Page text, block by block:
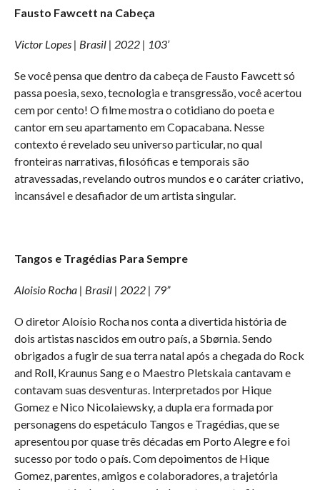
Fausto Fawcett na Cabeça
Victor Lopes | Brasil | 2022 | 103’
Se você pensa que dentro da cabeça de Fausto Fawcett só
passa poesia, sexo, tecnologia e transgressão, você acertou
cem por cento! O filme mostra o cotidiano do poeta e
cantor em seu apartamento em Copacabana. Nesse
contexto é revelado seu universo particular, no qual
fronteiras narrativas, filosóficas e temporais são
atravessadas, revelando outros mundos e o caráter criativo,
incansável e desafiador de um artista singular.
Tangos e Tragédias Para Sempre
Aloisio Rocha | Brasil | 2022 | 79”
O diretor Aloísio Rocha nos conta a divertida história de
dois artistas nascidos em outro país, a Sbørnia. Sendo
obrigados a fugir de sua terra natal após a chegada do Rock
and Roll, Kraunus Sang e o Maestro Pletskaia cantavam e
contavam suas desventuras. Interpretados por Hique
Gomez e Nico Nicolaiewsky, a dupla era formada por
personagens do espetáculo Tangos e Tragédias, que se
apresentou por quase três décadas em Porto Alegre e foi
sucesso por todo o país. Com depoimentos de Hique
Gomez, parentes, amigos e colaboradores, a trajetória